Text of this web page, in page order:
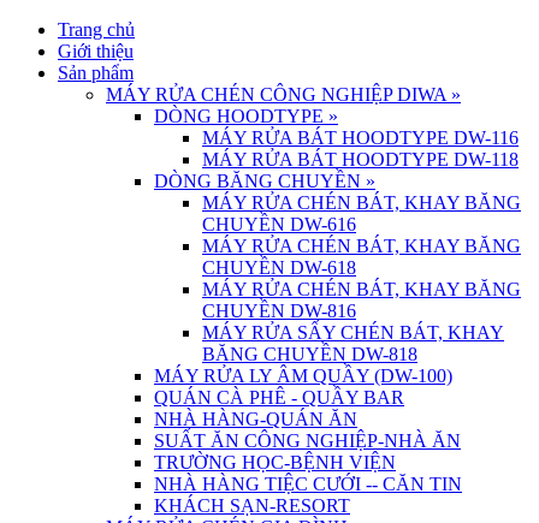
Trang chủ
Giới thiệu
Sản phẩm
MÁY RỬA CHÉN CÔNG NGHIỆP DIWA »
DÒNG HOODTYPE »
MÁY RỬA BÁT HOODTYPE DW-116
MÁY RỬA BÁT HOODTYPE DW-118
DÒNG BĂNG CHUYỀN »
MÁY RỬA CHÉN BÁT, KHAY BĂNG
CHUYỀN DW-616
MÁY RỬA CHÉN BÁT, KHAY BĂNG
CHUYỀN DW-618
MÁY RỬA CHÉN BÁT, KHAY BĂNG
CHUYỀN DW-816
MÁY RỬA SẤY CHÉN BÁT, KHAY
BĂNG CHUYỀN DW-818
MÁY RỬA LY ÂM QUẦY (DW-100)
QUÁN CÀ PHÊ - QUẦY BAR
NHÀ HÀNG-QUÁN ĂN
SUẤT ĂN CÔNG NGHIỆP-NHÀ ĂN
TRƯỜNG HỌC-BỆNH VIỆN
NHÀ HÀNG TIỆC CƯỚI -- CĂN TIN
KHÁCH SẠN-RESORT